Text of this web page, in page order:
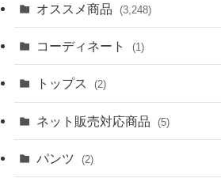
オススメ商品 (3,248)
コーディネート (1)
トップス (2)
ネット販売対応商品 (5)
パンツ (2)